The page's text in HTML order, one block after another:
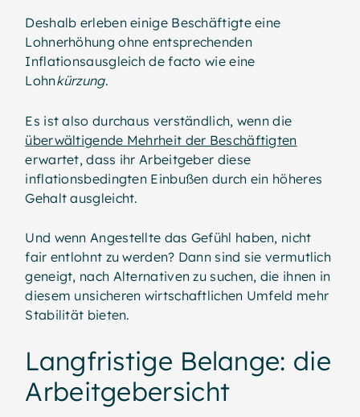
Deshalb erleben einige Beschäftigte eine
Lohnerhöhung ohne entsprechenden
Inflationsausgleich de facto wie eine
Lohnkürzung.
Es ist also durchaus verständlich, wenn die
überwältigende Mehrheit der Beschäftigten
erwartet, dass ihr Arbeitgeber diese
inflationsbedingten Einbußen durch ein höheres
Gehalt ausgleicht.
Und wenn Angestellte das Gefühl haben, nicht
fair entlohnt zu werden? Dann sind sie vermutlich
geneigt, nach Alternativen zu suchen, die ihnen in
diesem unsicheren wirtschaftlichen Umfeld mehr
Stabilität bieten.
Langfristige Belange: die
Arbeitgebersicht